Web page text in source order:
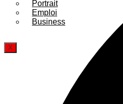
Portrait
Emploi
Business
X